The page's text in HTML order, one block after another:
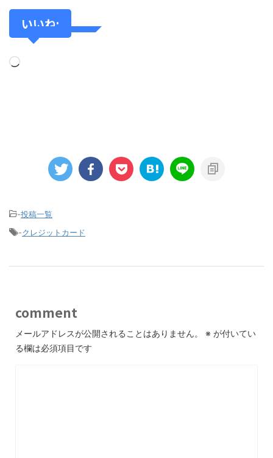
いいね:
-投稿一覧
-クレジットカード
comment
メールアドレスが公開されることはありません。 ※ が付いてい
る欄は必須項目です